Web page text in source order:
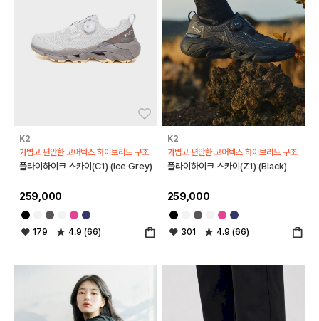
좋아요
K2
가볍고 편안한 고어텍스 하이브리드 구조
플라이하이크 스카이(C1) (Ice Grey)
259,000
179 4.9 (66)
K2
가볍고 편안한 고어텍스 하이브리드 구조
플라이하이크 스카이(Z1) (Black)
259,000
301 4.9 (66)